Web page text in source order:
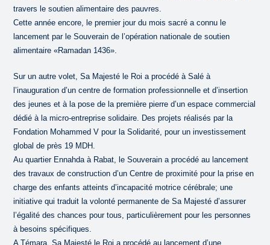
travers le soutien alimentaire des pauvres.
Cette année encore, le premier jour du mois sacré a connu le
lancement par le Souverain de l’opération nationale de soutien
alimentaire «Ramadan 1436».
Sur un autre volet, Sa Majesté le Roi a procédé à Salé à
l’inauguration d’un centre de formation professionnelle et d’insertion
des jeunes et à la pose de la première pierre d’un espace commercial
dédié à la micro-entreprise solidaire. Des projets réalisés par la
Fondation Mohammed V pour la Solidarité, pour un investissement
global de près 19 MDH.
Au quartier Ennahda à Rabat, le Souverain a procédé au lancement
des travaux de construction d’un Centre de proximité pour la prise en
charge des enfants atteints d’incapacité motrice cérébrale; une
initiative qui traduit la volonté permanente de Sa Majesté d’assurer
l’égalité des chances pour tous, particulièrement pour les personnes
à besoins spécifiques.
A Témara, Sa Majesté le Roi a procédé au lancement d’une